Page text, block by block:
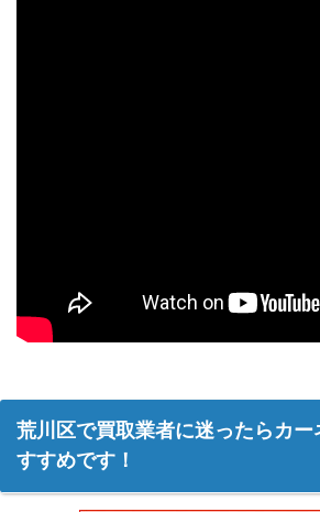
荒川区で買取業者に迷ったらカ
すすめです！